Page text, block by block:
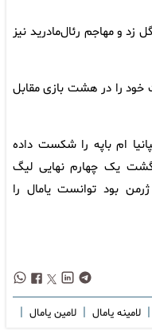
دو گل زد و مهاجم رئال‌مادرید نیز
خود را در هشت بازی مقابل
ام باپه را شکست داده
یک چهارم نهایی لیگ
بود توانست یامال را
| لامینه یامال | لامین یامال |